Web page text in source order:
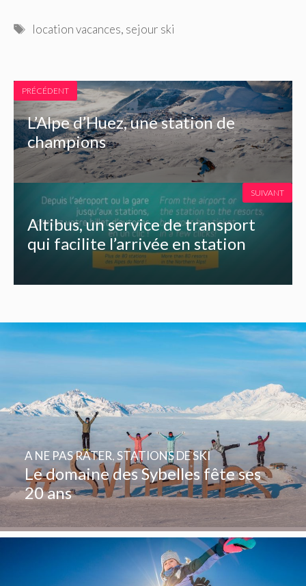
Étiquettes
location vacances, sejour ski
PRÉCÉDENT
L’Alpe d’Huez, une station de
champions
Altibus, un service de transport
qui facilite l’arrivée en station
SUIVANT
Le domaine des Sybelles fête ses
20 ans
A NE PAS RATER,STATIONS DE SKI